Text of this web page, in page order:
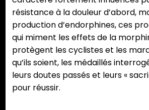
résistance à la douleur d’abord,
production d’endorphines, ces
qui miment les effets de la
protègent les cyclistes et les
qu’ils soient, les médaillés
leurs doutes passés et leurs «
pour réussir.